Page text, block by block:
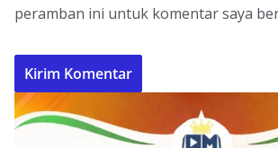
peramban ini untuk komentar saya